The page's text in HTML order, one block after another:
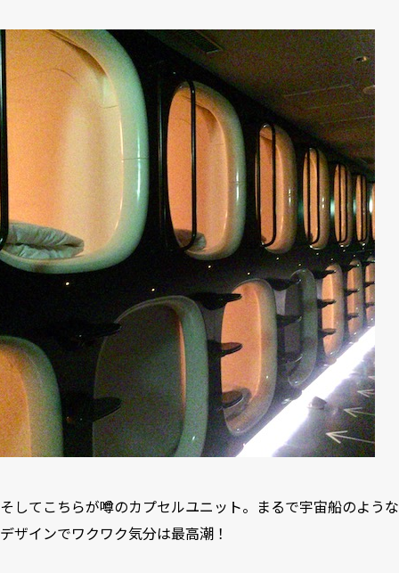
そしてこちらが噂のカプセルユニット。まるで宇宙船のような
デザインでワクワク気分は最高潮！